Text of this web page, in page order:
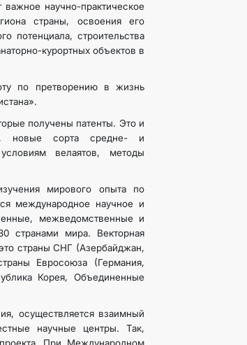
научно-практическое
страны, освоения его
потенциала, строительства
курортных объектов в
по претворению в жизнь
получены патенты. Это и
новые сорта средне- и
условиям велаятов, методы
мирового опыта по
международное научное и
межведомственные и
странами мира. Векторная
страны СНГ (Азербайджан,
Евросоюза (Германия,
Корея, Объединенные
осуществляется взаимный
научные центры. Так,